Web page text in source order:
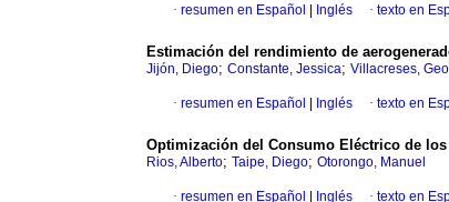
· resumen en Español Inglés · texto en
Estimación del rendimiento de
Jijón, Diego; Constante, Jessica; Villacreses,
· resumen en Español Inglés · texto en
Optimización del Consumo Eléctrico de
Rios, Alberto; Taipe, Diego; Otorongo, Manuel
· resumen en Español Inglés · texto en